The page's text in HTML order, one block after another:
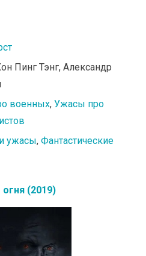
Пинг Тэнг, Александр
военных, Ужасы про
ужасы, Фантастические
(2019)